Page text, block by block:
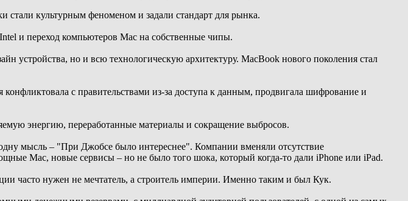
культурным феноменом и задали стандарт для рынка.
и переход компьютеров Mac на собственные чипы.
устройства, но и всю технологическую архитектуру. MacBook нового поколения стал
с правительствами из-за доступа к данным, продвигала шифрование и
энергию, переработанные материалы и сокращение выбросов.
мысль – "При Джобсе было интереснее". Компании вменяли отсутствие
Mac, новые сервисы – но не было того шока, который когда-то дали iPhone или iPad.
часто нужен не мечтатель, а строитель империи. Именно таким и был Кук.